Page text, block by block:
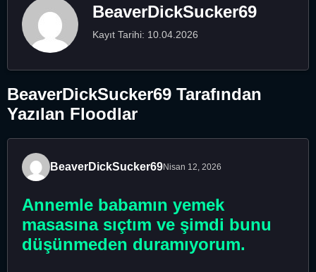
BeaverDickSucker69
Kayıt Tarihi: 10.04.2026
BeaverDickSucker69 Tarafından
Yazılan Floodlar
BeaverDickSucker69Nisan 12, 2026
Annemle babamın yemek
masasına sıçtım ve şimdi bunu
düşünmeden duramıyorum.